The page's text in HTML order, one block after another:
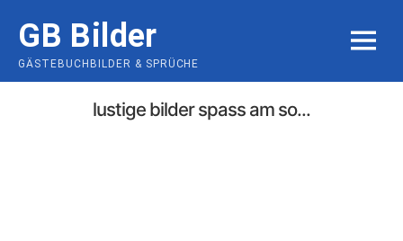
content
GB Bilder
GÄSTEBUCHBILDER & SPRÜCHE
MENU
lustige bilder spass am so...